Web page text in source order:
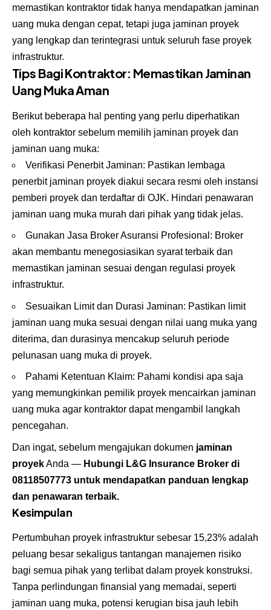
memastikan kontraktor tidak hanya mendapatkan jaminan
uang muka dengan cepat, tetapi juga jaminan proyek
yang lengkap dan terintegrasi untuk seluruh fase proyek
infrastruktur.
Tips Bagi Kontraktor: Memastikan Jaminan
Uang Muka Aman
Berikut beberapa hal penting yang perlu diperhatikan
oleh kontraktor sebelum memilih jaminan proyek dan
jaminan uang muka:
Verifikasi Penerbit Jaminan: Pastikan lembaga
penerbit jaminan proyek diakui secara resmi oleh instansi
pemberi proyek dan terdaftar di OJK. Hindari penawaran
jaminan uang muka murah dari pihak yang tidak jelas.
Gunakan Jasa Broker Asuransi Profesional: Broker
akan membantu menegosiasikan syarat terbaik dan
memastikan jaminan sesuai dengan regulasi proyek
infrastruktur.
Sesuaikan Limit dan Durasi Jaminan: Pastikan limit
jaminan uang muka sesuai dengan nilai uang muka yang
diterima, dan durasinya mencakup seluruh periode
pelunasan uang muka di proyek.
Pahami Ketentuan Klaim: Pahami kondisi apa saja
yang memungkinkan pemilik proyek mencairkan jaminan
uang muka agar kontraktor dapat mengambil langkah
pencegahan.
Dan ingat, sebelum mengajukan dokumen jaminan
proyekAnda — Hubungi L&G Insurance Broker di
08118507773 untuk mendapatkan panduan lengkap
dan penawaran terbaik.
Kesimpulan
Pertumbuhan proyek infrastruktur sebesar 15,23% adalah
peluang besar sekaligus tantangan manajemen risiko
bagi semua pihak yang terlibat dalam proyek konstruksi.
Tanpa perlindungan finansial yang memadai, seperti
jaminan uang muka, potensi kerugian bisa jauh lebih